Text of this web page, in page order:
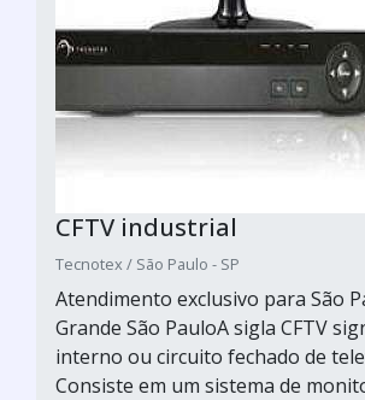
CFTV industrial
Tecnotex / São Paulo - SP
Atendimento exclusivo para São
Grande São PauloA sigla CFTV
interno ou circuito fechado de
Consiste em um sistema de